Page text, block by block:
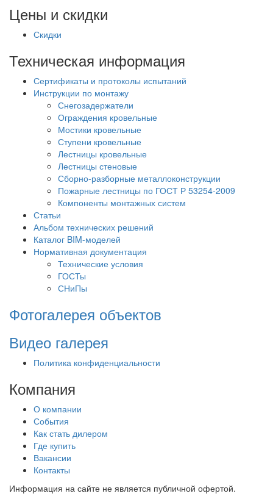
Цены и скидки
Скидки
Техническая информация
Сертификаты и протоколы испытаний
Инструкции по монтажу
Снегозадержатели
Ограждения кровельные
Мостики кровельные
Ступени кровельные
Лестницы кровельные
Лестницы стеновые
Сборно-разборные металлоконструкции
Пожарные лестницы по ГОСТ Р 53254-2009
Компоненты монтажных систем
Статьи
Альбом технических решений
Каталог BIM-моделей
Нормативная документация
Технические условия
ГОСТы
СНиПы
Фотогалерея объектов
Видео галерея
Политика конфиденциальности
Компания
О компании
События
Как стать дилером
Где купить
Вакансии
Контакты
Информация на сайте не является публичной офертой.